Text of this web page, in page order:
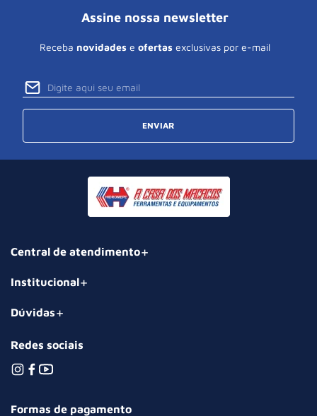
Assine nossa newsletter
Receba novidades e ofertas exclusivas por e-mail
ENVIAR
Central de atendimento
Institucional
Dúvidas
Redes sociais
Formas de pagamento